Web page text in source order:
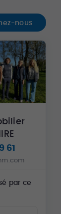
nous
61
par ce